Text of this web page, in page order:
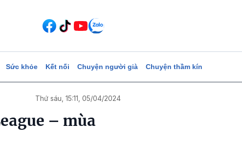
Sức khỏe Kết nối Chuyện người già Chuyện thầm kín
Thứ sáu, 15:11, 05/04/2024
– mùa